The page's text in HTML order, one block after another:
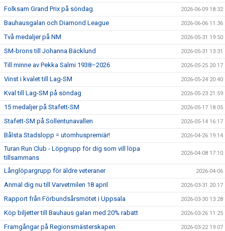
Folksam Grand Prix på söndag. 2026-06-09 18:32
Bauhausgalan och Diamond League 2026-06-06 11:36
Två medaljer på NM 2026-05-31 19:50
SM-brons till Johanna Bäcklund 2026-05-31 13:31
Till minne av Pekka Salmi 1938–2026 2026-05-25 20:17
Vinst i kvalet till Lag-SM 2026-05-24 20:40
Kval till Lag-SM på söndag 2026-05-23 21:59
15 medaljer på Stafett-SM 2026-05-17 18:05
Stafett-SM på Sollentunavallen 2026-05-14 16:17
Bålsta Stadslopp = utomhuspremiär! 2026-04-26 19:14
Turan Run Club - Löpgrupp för dig som vill löpa
tillsammans
2026-04-08 17:10
Långlöpargrupp för äldre veteraner 2026-04-06
Anmäl dig nu till Varvetmilen 18 april 2026-03-31 20:17
Rapport från Förbundsårsmötet i Uppsala 2026-03-30 13:28
Köp biljetter till Bauhaus galan med 20% rabatt 2026-03-26 11:25
Framgångar på Regionsmästerskapen 2026-03-22 19:07